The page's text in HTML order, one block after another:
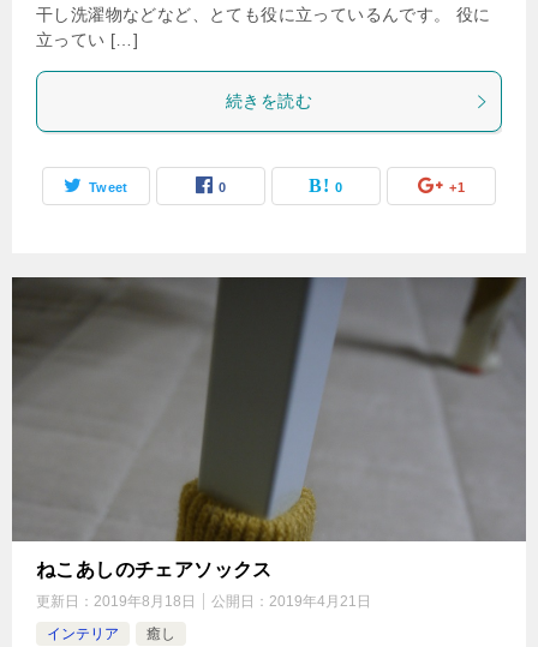
干し洗濯物などなど、とても役に立っているんです。 役に
立ってい […]
続きを読む
Tweet 0 0 +1
ねこあしのチェアソックス
更新日： 2019年8月18日 公開日： 2019年4月21日
インテリア
癒し